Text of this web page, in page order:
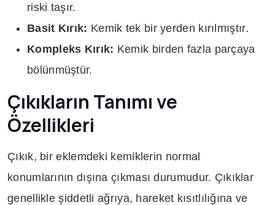
riski taşır.
Basit Kırık: Kemik tek bir yerden kırılmıştır.
Kompleks Kırık: Kemik birden fazla parçaya
bölünmüştür.
Çıkıkların Tanımı ve
Özellikleri
Çıkık, bir eklemdeki kemiklerin normal
konumlarının dışına çıkması durumudur. Çıkıklar
genellikle şiddetli ağrıya, hareket kısıtlılığına ve